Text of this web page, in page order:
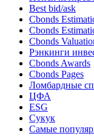
Поиск
Поиск
Ближайшие
Поиск
Best bid/ask
Cbonds
Cbonds
Cbonds
Рэнкинги
Cbonds Awards
Cbonds Pages
Ломбардные